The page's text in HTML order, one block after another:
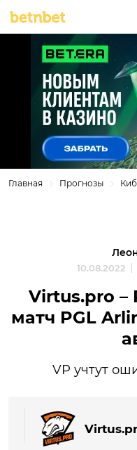
Главная Прогнозы
10.08.2022
Virtus.pro –
матч PGL
VP учтут